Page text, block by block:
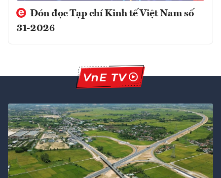
Đón đọc Tạp chí Kinh tế Việt Nam số
31-2026